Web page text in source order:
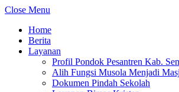
Close Menu
Home
Berita
Layanan
Profil Pondok Pesantren Kab.
Alih Fungsi Musola Menjadi
Dokumen Pindah Sekolah